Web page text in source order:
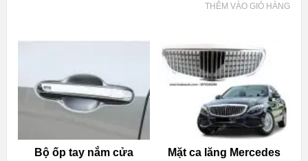
THÊM VÀO GIỎ HÀNG
Bộ ốp tay nắm cửa
Mặt ca lăng Mercedes